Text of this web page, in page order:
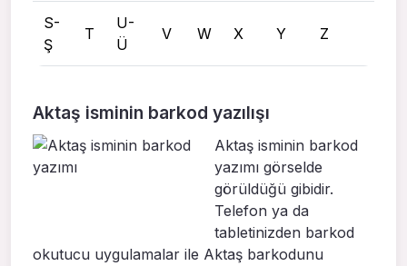
S-
Ş
T
U-
Ü
V W X Y Z
Aktaş isminin barkod yazılışı
Aktaş isminin barkod
yazımı görselde
görüldüğü gibidir.
Telefon ya da
tabletinizden barkod
okutucu uygulamalar ile Aktaş barkodunu